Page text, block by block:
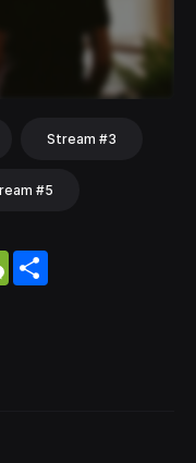
Stream #3
#5
WeChat